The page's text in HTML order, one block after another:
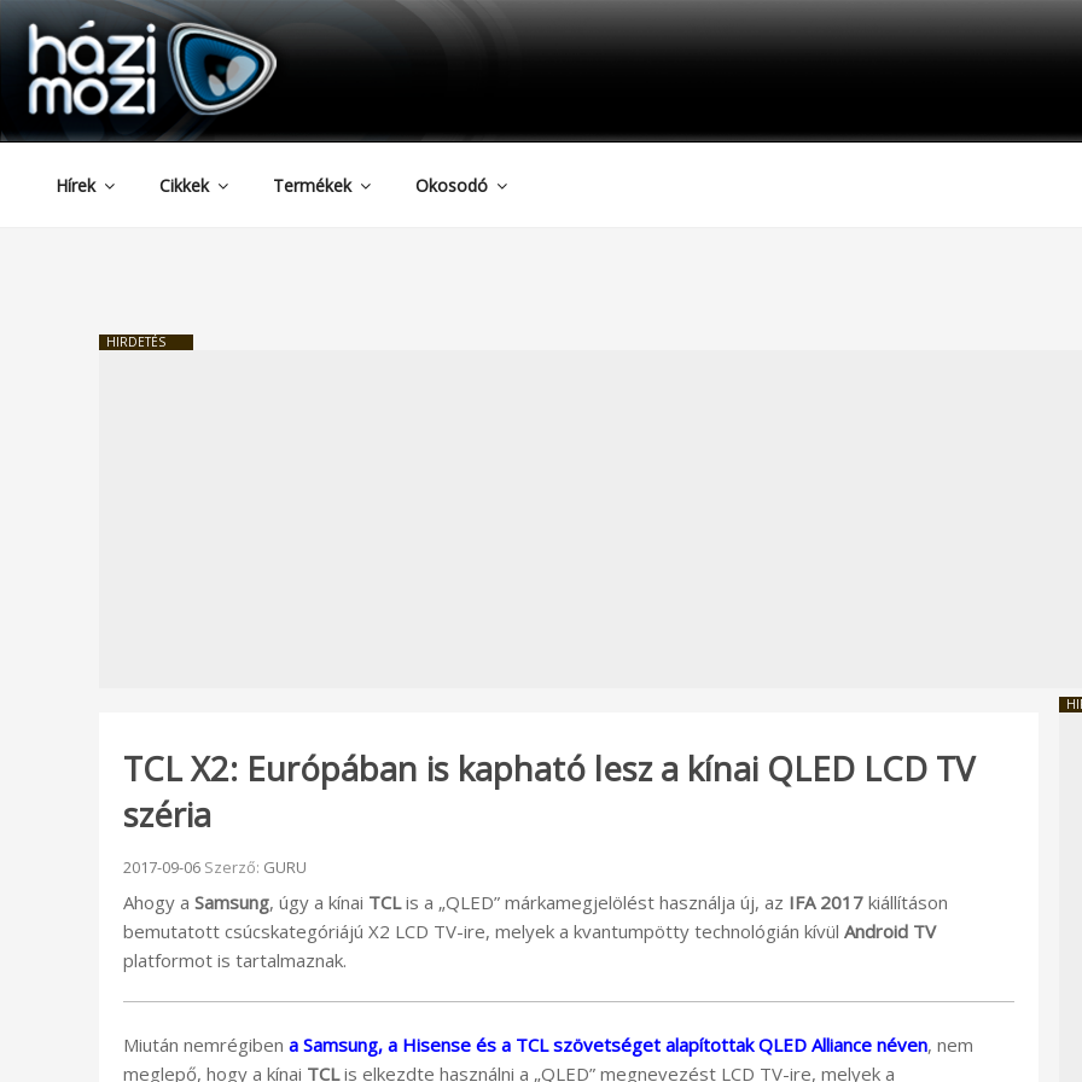
Tartalomhoz
HAZIMOZI
Hírek Cikkek Termékek Okosodó
HIRDETÉS
TCL X2: Európában is kapható lesz a kínai QLED LCD TV
széria
Beküldve:
2017-09-06 Szerző: GURU
Ahogy a Samsung, úgy a kínai TCLis a „QLED” márkamegjelölést használja új, az IFA 2017 kiállításon
bemutatott csúcskategóriájú X2 LCD TV-ire, melyek a kvantumpötty technológián kívül Android TV
platformot is tartalmaznak.
Miután nemrégiben a Samsung, a Hisense és a TCL szövetséget alapítottak QLED Alliance néven, nem
meglepő, hogy a kínai TCLis elkezdte használni a „QLED” megnevezést LCD TV-ire, melyek a